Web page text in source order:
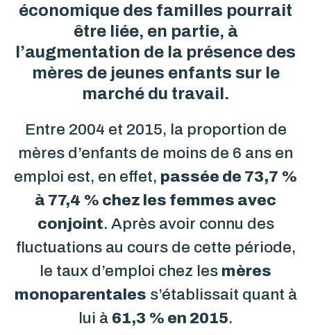
économique des familles pourrait
être liée, en partie, à
l’augmentation de la présence des
mères de jeunes enfants sur le
marché du travail.
Entre 2004 et 2015, la proportion de
mères d’enfants de moins de 6 ans en
emploi est, en effet, passée de 73,7 %
à 77,4 % chez les femmes avec
conjoint. Après avoir connu des
fluctuations au cours de cette période,
le taux d’emploi chez les mères
monoparentales s’établissait quant à
lui à 61,3 % en 2015.